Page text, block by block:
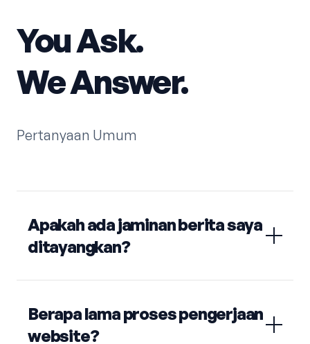
You Ask.
We Answer.
Pertanyaan Umum
Apakah ada jaminan berita saya
ditayangkan?
Berapa lama proses pengerjaan
website?